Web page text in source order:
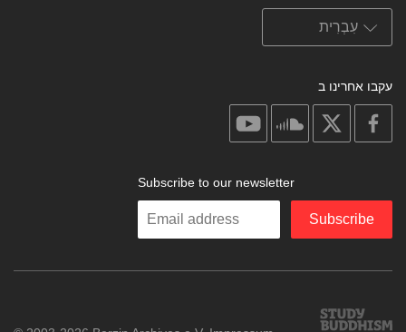
עקבו אחרינו ב
facebook
soundcloud
Subscribe to our newsletter
Enter
Subscribe
Study